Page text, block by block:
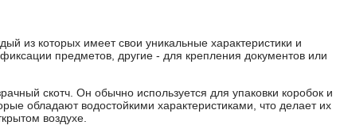
из которых имеет свои уникальные характеристики и
предметов, другие - для крепления документов или
скотч. Он обычно используется для упаковки коробок и
обладают водостойкими характеристиками, что делает их
воздухе.